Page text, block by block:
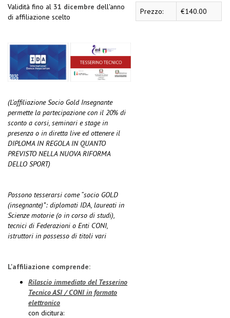
Validità fino al 31 dicembre dell'anno
di affiliazione scelto
(L'affiliazione Socio Gold Insegnante
permette la partecipazionecon il 20% di
sconto a corsi, seminari e stage in
presenza o in diretta live ed ottenere il
DIPLOMA IN REGOLA IN QUANTO
PREVISTO NELLA NUOVA RIFORMA
DELLO SPORT)
Possono tesserarsi come “socio GOLD
(insegnante)”: diplomati IDA, laureati in
Scienze motorie (o in corso di studi),
tecnici di Federazioni o Enti CONI,
istruttori in possesso di titoli vari
L'affiliazione comprende:
Rilascio immediato del Tesserino
Tecnico ASI / CONI in formato
elettronico
con dicitura:
Prezzo: €140.00